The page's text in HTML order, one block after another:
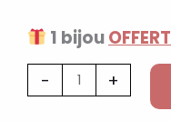
1 bijouOFFERT
-
quantité
de
+